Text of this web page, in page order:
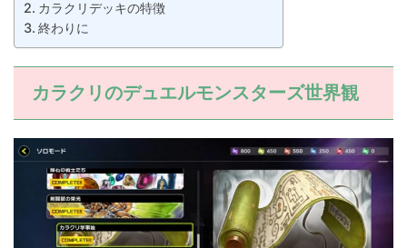
カラクリデッキの特徴
終わりに
カラクリのデュエルモンスターズ世界観